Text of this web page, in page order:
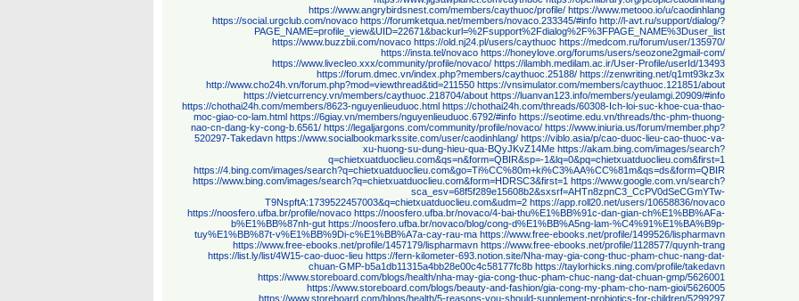
https://www.angrybirdsnest.com/members/caythuoc/profile/ https://www.metooo.io/u/caodinhlang
https://social.urgclub.com/novaco https://forumketqua.net/members/novaco.233345/#info http://l-avt.ru/support/dialog/?
PAGE_NAME=profile_view&UID=22671&backurl=%2Fsupport%2Fdialog%2F%3FPAGE_NAME%3Duser_list
https://www.buzzbii.com/novaco https://old.nj24.pl/users/caythuoc https://medcom.ru/forum/user/135970/
https://insta.tel/novaco https://honeylove.org/forums/users/seozone2gmail-com/
https://www.livecleo.xxx/community/profile/novaco/ https://ilambh.medilam.ac.ir/User-Profile/userId/13493
https://forum.dmec.vn/index.php?members/caythuoc.25188/ https://zenwriting.net/q1mt93kz3x
http://www.cho24h.vn/forum.php?mod=viewthread&tid=211550 https://vnsimulator.com/members/caythuoc.121851/about
https://vietcurrency.vn/members/caythuoc.218704/about https://luanvan123.info/members/yeulamgi.20909/#info
https://chothai24h.com/members/8623-nguyenlieuduoc.html https://chothai24h.com/threads/60308-Ich-loi-suc-khoe-cua-thao-
moc-giao-co-lam.html https://6giay.vn/members/nguyenlieuduoc.6792/#info https://seotime.edu.vn/threads/thc-phm-thuong-
nao-cn-dang-ky-cong-b.6561/ https://legaljargons.com/community/profile/novaco/ https://www.iniuria.us/forum/member.php?
520297-Takedavn https://www.socialbookmarkssite.com/user/caodinhlang/ https://viblo.asia/p/cao-duoc-lieu-cao-thuoc-va-
xu-huong-su-dung-hieu-qua-BQyJKvZ14Me https://akam.bing.com/images/search?
q=chietxuatduoclieu.com&qs=n&form=QBIR&sp=-1&lq=0&pq=chietxuatduoclieu.com&first=1
https://4.bing.com/images/search?q=chietxuatduoclieu.com&go=Ti%CC%80m+ki%C3%AA%CC%81m&qs=ds&form=QBIR
https://www.bing.com/images/search?q=chietxuatduoclieu.com&form=HDRSC3&first=1 https://www.google.com.vn/search?
sca_esv=68f5f289e15608b2&sxsrf=AHTn8zpnC3_CcPV0dSeCGmYTw-
T9NspftA:1739522457003&q=chietxuatduoclieu.com&udm=2 https://app.roll20.net/users/10658836/novaco
https://noosfero.ufba.br/profile/novaco https://noosfero.ufba.br/novaco/4-bai-thu%E1%BB%91c-dan-gian-ch%E1%BB%AFa-
b%E1%BB%87nh-gut https://noosfero.ufba.br/novaco/blog/cong-d%E1%BB%A5ng-lam-%C4%91%E1%BA%B9p-
tuy%E1%BB%87t-v%E1%BB%9Di-c%E1%BB%A7a-cay-rau-ma https://www.free-ebooks.net/profile/1499526/lispharmavn
https://www.free-ebooks.net/profile/1457179/lispharmavn https://www.free-ebooks.net/profile/1128577/quynh-trang
https://list.ly/list/4W15-cao-duoc-lieu https://fern-kilometer-693.notion.site/Nha-may-gia-cong-thuc-pham-chuc-nang-dat-
chuan-GMP-b5a1db11315a4bb28e00c4c58177fc8b https://taylorhicks.ning.com/profile/takedavn
https://www.storeboard.com/blogs/health/nha-may-gia-cong-thuc-pham-chuc-nang-dat-chuan-gmp/5626001
https://www.storeboard.com/blogs/beauty-and-fashion/gia-cong-my-pham-cho-nam-gioi/5626005
https://www.storeboard.com/blogs/health/5-reasons-you-should-supplement-probiotics-for-children/5299297